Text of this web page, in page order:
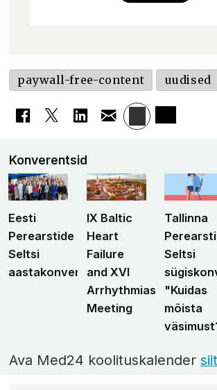
paywall-free-content uudised
Konverentsid
Eesti
Perearstide
Seltsi
aastakonverents
IX Baltic
Heart
Failure
and XVI
Arrhythmias
Meeting
Tallinna
Seltsi
"Kuidas
mõista
Ava Med24 koolituskalendersiit